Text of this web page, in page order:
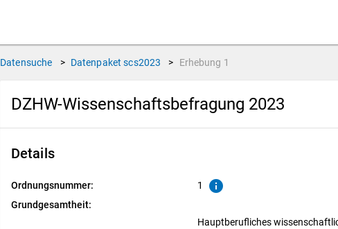
Datensuche > Datenpaket scs2023 > Erhebung 1
DZHW-Wissenschaftsbefragung 2023
Details
Ordnungsnummer: 1 info
Grundgesamtheit:
Hauptberufliches